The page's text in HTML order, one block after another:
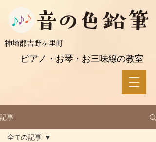
ピアノ・お琴・お三味線の教室
​神埼郡吉野ヶ里町
記事
全ての記事